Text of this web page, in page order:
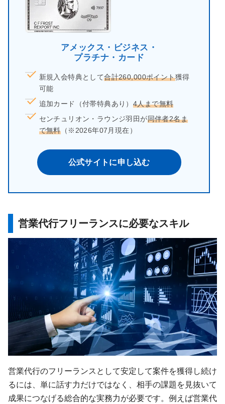
アメックス・ビジネス・
プラチナ・カード
新規入会特典として合計260,000ポイント獲得
可能
追加カード（付帯特典あり） 4人まで無料
センチュリオン・ラウンジ羽田が同伴者2名ま
で無料（※2026年07月現在）
公式サイトに申し込む
営業代行フリーランスに必要なスキル
営業代行のフリーランスとして安定して案件を獲得し続け
るには、単に話す力だけではなく、相手の課題を見抜いて
成果につなげる総合的な実務力が必要です。例えば営業代